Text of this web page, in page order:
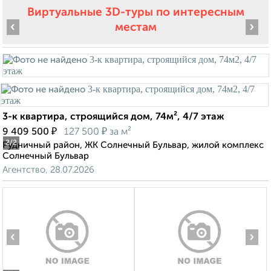
Виртуальные 3D-туры по интересным
местам
2/2
‹ ›
3-к квартира, строящийся дом, 74м², 4/7 этаж
9 409 500 ₽ 127 500 ₽ за м²
Рудничный район, ЖК Солнечный Бульвар, жилой комплекс
Солнечный Бульвар
Агентство, 28.07.2026
‹ ›